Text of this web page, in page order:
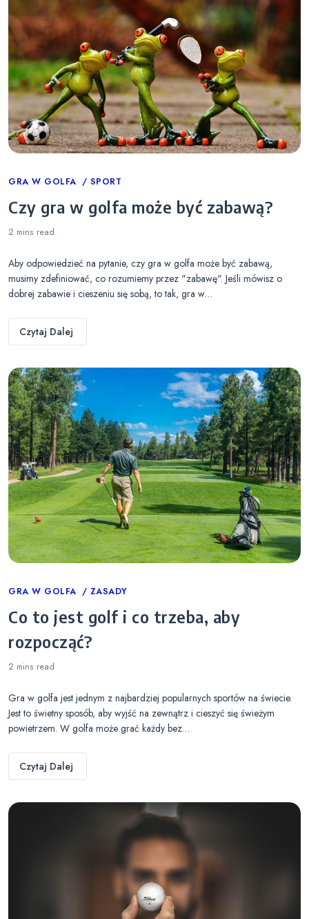
Categories
GRA W GOLFA SPORT
Czy gra w golfa może być zabawą?
2 mins read
Aby odpowiedzieć na pytanie, czy gra w golfa może być zabawą,
musimy zdefiniować, co rozumiemy przez "zabawę". Jeśli mówisz o
dobrej zabawie i cieszeniu się sobą, to tak, gra w…
Czytaj Dalej
Categories
GRA W GOLFA ZASADY
Co to jest golf i co trzeba, aby
rozpocząć?
2 mins read
Gra w golfa jest jednym z najbardziej popularnych sportów na świecie.
Jest to świetny sposób, aby wyjść na zewnątrz i cieszyć się świeżym
powietrzem. W golfa może grać każdy bez…
Czytaj Dalej